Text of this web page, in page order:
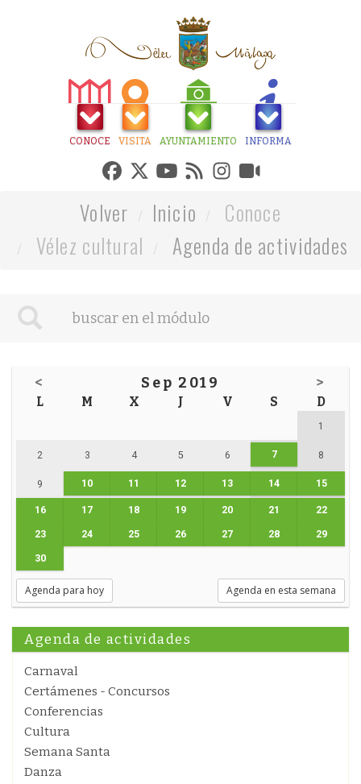
CONOCE VISITA AYUNTAMIENTO INFORMA
Volver Inicio
Conoce
Vélez cultural
Agenda de actividades
< Sep 2019 >
L M X J V S D
1
2 3 4 5 6 7 8
9 10 11 12 13 14 15
16 17 18 19 20 21 22
23 24 25 26 27 28 29
30
Agenda para hoy Agenda en esta semana
Agenda de actividades
Carnaval
Certámenes - Concursos
Conferencias
Cultura
Semana Santa
Danza